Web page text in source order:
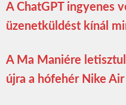
A ChatGPT ingyenes
üzenetküldést kínál
A Ma Maniére
újra a hófehér Nike